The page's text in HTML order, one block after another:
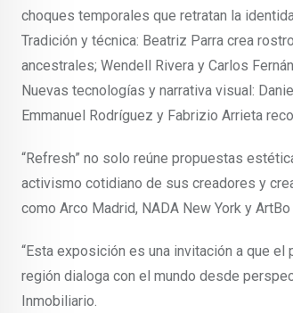
choques temporales que retratan la
Tradición y técnica: Beatriz Parra crea
ancestrales; Wendell Rivera y Carlos
Nuevas tecnologías y narrativa visual:
Emmanuel Rodríguez y Fabrizio Arrieta
“Refresh” no solo reúne propuestas
activismo cotidiano de sus creadores y
como Arco Madrid, NADA New York y ArtBo
“Esta exposición es una invitación a que el
región dialoga con el mundo desde
Inmobiliario.